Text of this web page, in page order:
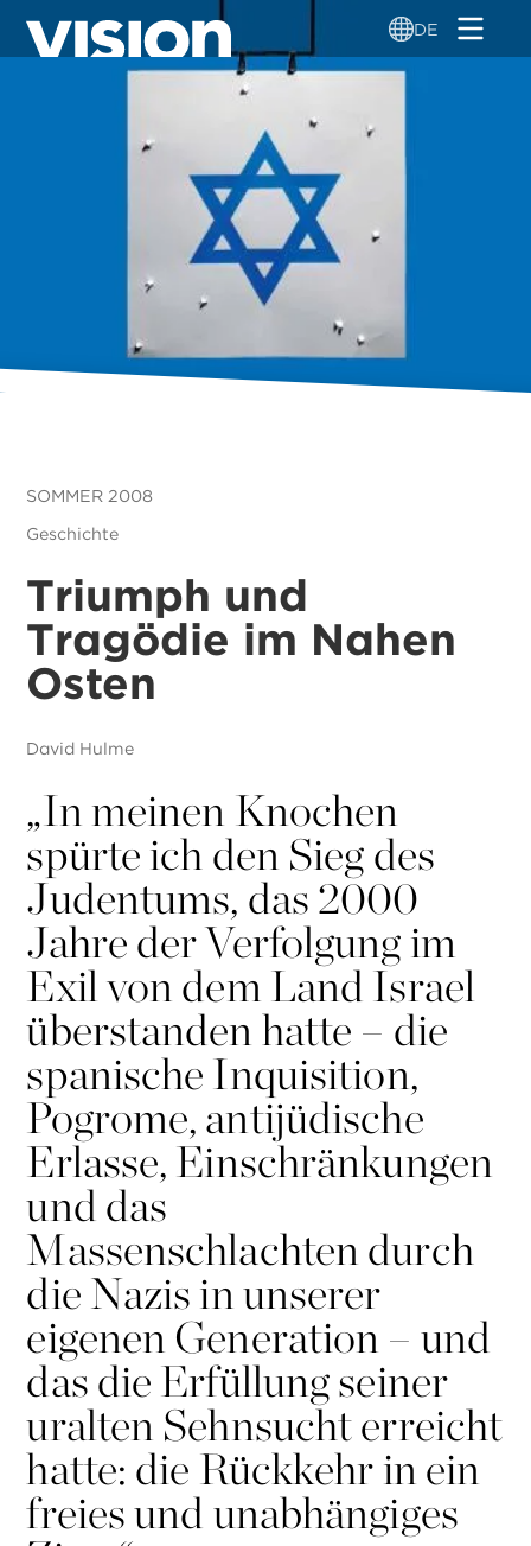
Direkt
zum
DE
SOMMER 2008
Geschichte
Triumph und
Tragödie im Nahen
Osten
David Hulme
„In meinen Knochen
spürte ich den Sieg des
Judentums, das 2000
Jahre der Verfolgung im
Exil von dem Land Israel
überstanden hatte – die
spanische Inquisition,
Pogrome, antijüdische
Erlasse, Einschränkungen
und das
Massenschlachten durch
die Nazis in unserer
eigenen Generation – und
das die Erfüllung seiner
uralten Sehnsucht erreicht
hatte: die Rückkehr in ein
freies und unabhängiges